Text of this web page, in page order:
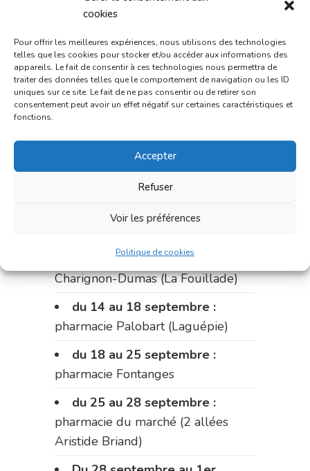
cookies
Pour offrir les meilleures expériences, nous utilisons des technologies
telles que les cookies pour stocker et/ou accéder aux informations des
appareils. Le fait de consentir à ces technologies nous permettra de
traiter des données telles que le comportement de navigation ou les ID
uniques sur ce site. Le fait de ne pas consentir ou de retirer son
consentement peut avoir un effet négatif sur certaines caractéristiques et
fonctions.
Accepter
Refuser
Voir les préférences
Politique de cookies
du 28 au 31 août :
Du 31 août au 4 septembre :
pharmacie Charignon-Dumas (La
Fouillade)
pharmacie Carnus (rue Marcellin-
du 11 au 14 septembre :
pharmacie Dupont (place de la
Le 14 septembre :pharmacie
Charignon-Dumas (La Fouillade)
du 14 au 18 septembre :
pharmacie Palobart (Laguépie)
du 18 au 25 septembre :
pharmacie Fontanges
du 25 au 28 septembre :
pharmacie du marché (2 allées
Aristide Briand)